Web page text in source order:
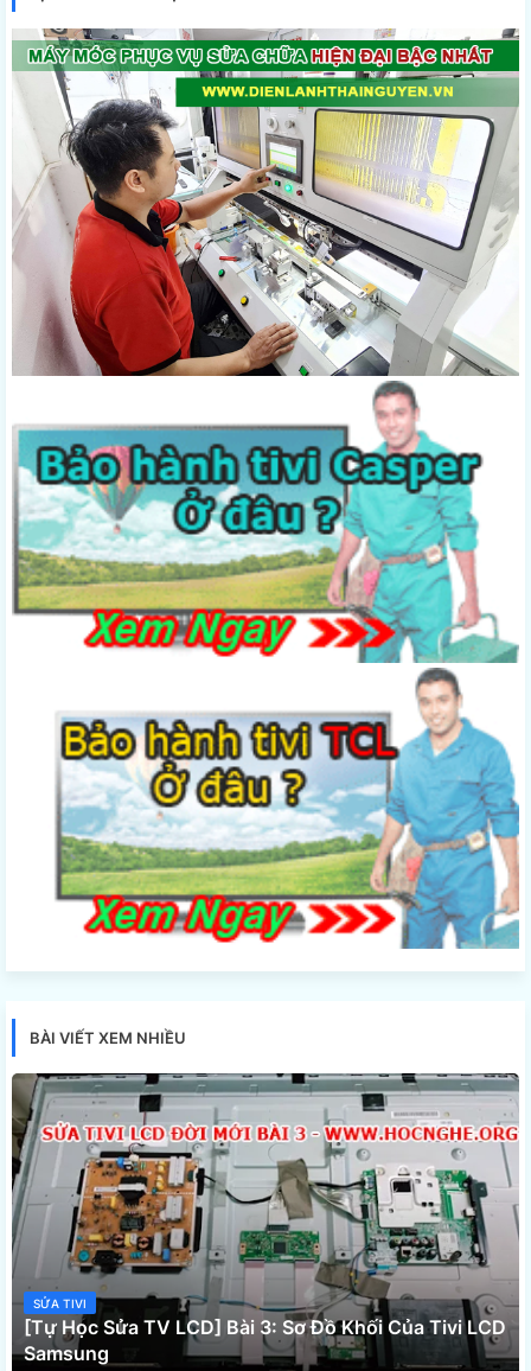
BÀI VIẾT XEM NHIỀU
SỬA TIVI
[Tự Học Sửa TV LCD] Bài 3: Sơ Đồ Khối Của Tivi LCD
Samsung